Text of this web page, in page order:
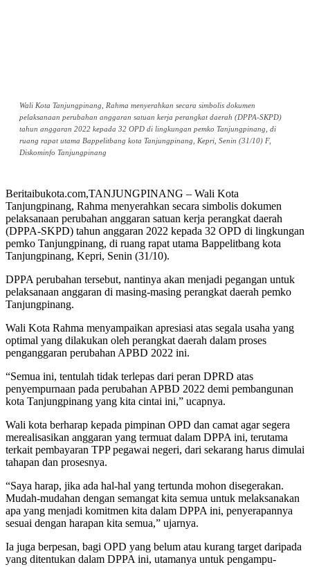
Wali Kota Tanjungpinang, Rahma menyerahkan secara simbolis dokumen
pelaksanaan perubahan anggaran satuan kerja perangkat daerah (DPPA-SKPD)
tahun anggaran 2022 kepada 32 OPD di lingkungan pemko Tanjungpinang, di
ruang rapat utama Bappelitbang kota Tanjungpinang, Kepri, Senin (31/10) F,
Diskominfo Tanjungpinang
Beritaibukota.com,TANJUNGPINANG – Wali Kota
Tanjungpinang, Rahma menyerahkan secara simbolis dokumen
pelaksanaan perubahan anggaran satuan kerja perangkat daerah
(DPPA-SKPD) tahun anggaran 2022 kepada 32 OPD di lingkungan
pemko Tanjungpinang, di ruang rapat utama Bappelitbang kota
Tanjungpinang, Kepri, Senin (31/10).
DPPA perubahan tersebut, nantinya akan menjadi pegangan untuk
pelaksanaan anggaran di masing-masing perangkat daerah pemko
Tanjungpinang.
Wali Kota Rahma menyampaikan apresiasi atas segala usaha yang
optimal yang dilakukan oleh perangkat daerah dalam proses
penganggaran perubahan APBD 2022 ini.
“Semua ini, tentulah tidak terlepas dari peran DPRD atas
penyempurnaan pada perubahan APBD 2022 demi pembangunan
kota Tanjungpinang yang kita cintai ini,” ucapnya.
Wali kota berharap kepada pimpinan OPD dan camat agar segera
merealisasikan anggaran yang termuat dalam DPPA ini, terutama
terkait pembayaran TPP pegawai negeri, dari sekarang harus dimulai
tahapan dan prosesnya.
“Saya harap, jika ada hal-hal yang tertunda mohon disegerakan.
Mudah-mudahan dengan semangat kita semua untuk melaksanakan
apa yang menjadi komitmen kita dalam DPPA ini, penyerapannya
sesuai dengan harapan kita semua,” ujarnya.
Ia juga berpesan, bagi OPD yang belum atau kurang target daripada
yang ditentukan dalam DPPA ini, utamanya untuk pengampu-